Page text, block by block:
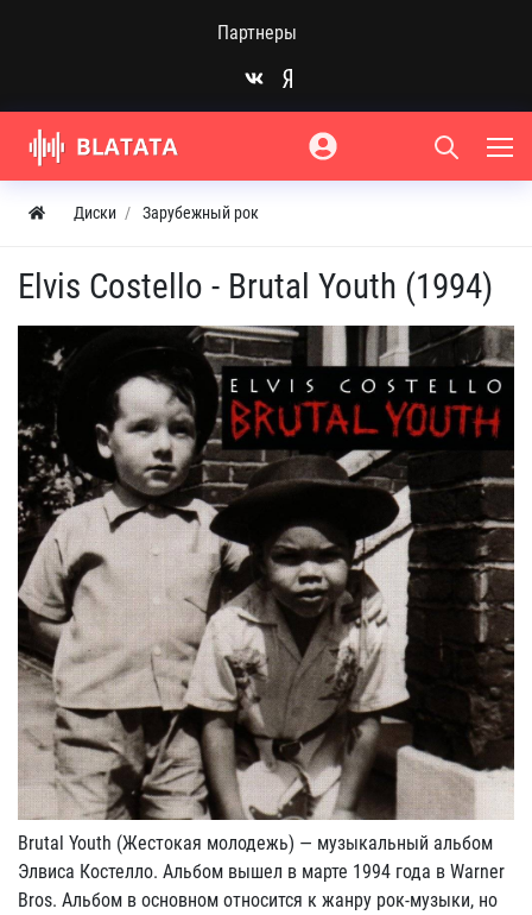
Партнеры
Диски Зарубежный рок
Elvis Costello - Brutal Youth (1994)
Brutal Youth (Жестокая молодежь) — музыкальный альбом
Элвиса Костелло. Альбом вышел в марте 1994 года в Warner
Bros. Альбом в основном относится к жанру рок-музыки, но